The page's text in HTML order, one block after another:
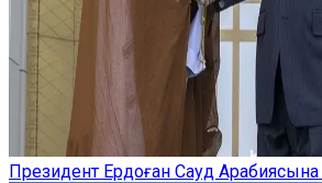
Президент Ердоған Сауд